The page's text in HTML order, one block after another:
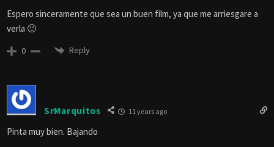
Espero sinceramente que sea un buen film, ya que me arriesgare a
verla 🙂
0 Reply
SrMarquitos 11 years ago
Pinta muy bien. Bajando